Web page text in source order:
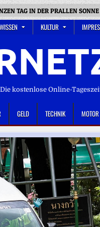
TAG IN DER PRALLEN SONNE
KULTUR
kostenlose Online-
GELD TECHNIK MOTOR